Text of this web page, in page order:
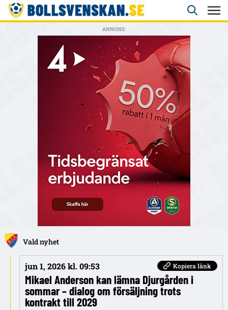
ANNONS:
Vald nyhet
jun 1, 2026 kl. 09:53 Kopiera länk
Mikael Anderson kan lämna Djurgården i
sommar – dialog om försäljning trots
kontrakt till 2029